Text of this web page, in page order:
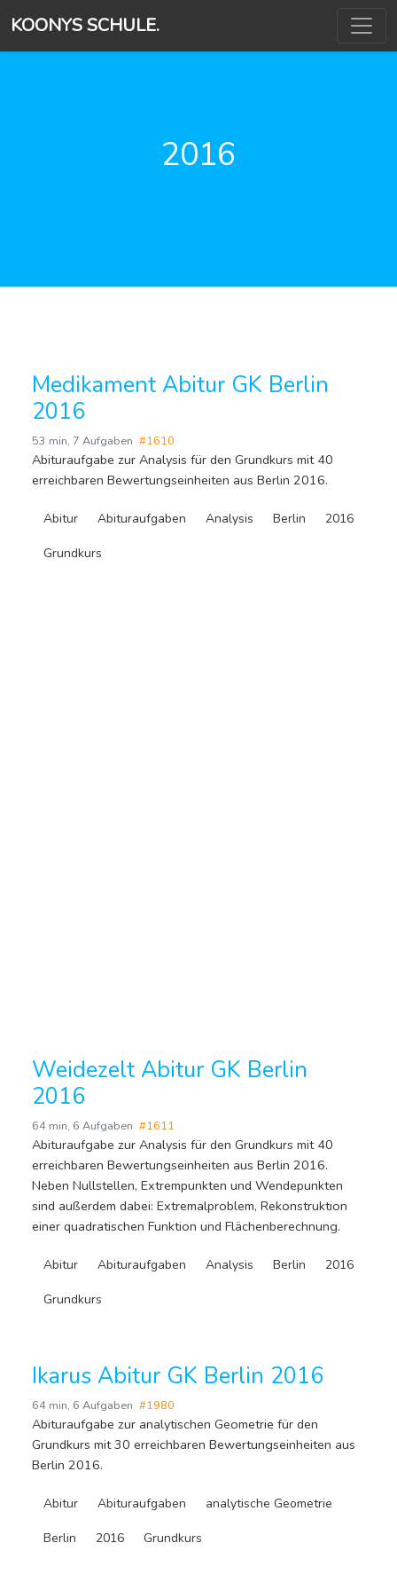
KOONYS SCHULE.
2016
Medikament Abitur GK Berlin
2016
53 min, 7 Aufgaben #1610
Abituraufgabe zur Analysis für den Grundkurs mit 40
erreichbaren Bewertungseinheiten aus Berlin 2016.
Abitur Abituraufgaben Analysis Berlin 2016
Grundkurs
Weidezelt Abitur GK Berlin
2016
64 min, 6 Aufgaben #1611
Abituraufgabe zur Analysis für den Grundkurs mit 40
erreichbaren Bewertungseinheiten aus Berlin 2016.
Neben Nullstellen, Extrempunkten und Wendepunkten
sind außerdem dabei: Extremalproblem, Rekonstruktion
einer quadratischen Funktion und Flächenberechnung.
Abitur Abituraufgaben Analysis Berlin 2016
Grundkurs
Ikarus Abitur GK Berlin 2016
64 min, 6 Aufgaben #1980
Abituraufgabe zur analytischen Geometrie für den
Grundkurs mit 30 erreichbaren Bewertungseinheiten aus
Berlin 2016.
Abitur Abituraufgaben analytische Geometrie
Berlin 2016 Grundkurs